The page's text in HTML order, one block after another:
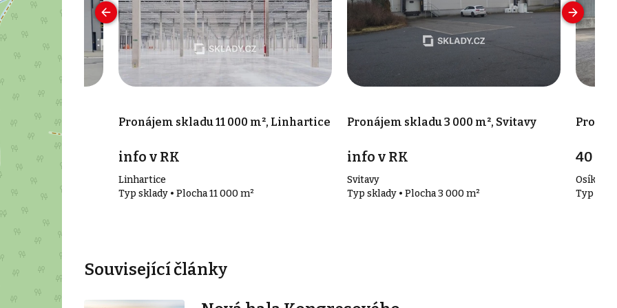
Svitavy
- Předměstí
Pronájem skladu 11 000 m², Linhartice
info v RK
Linhartice
Typ sklady • Plocha 11 000 m²
Pronájem skladu 3 000 m², Svitavy
info v RK
Svitavy
Typ sklady • Plocha 3 000 m²
40
Osík
Typ
Související články